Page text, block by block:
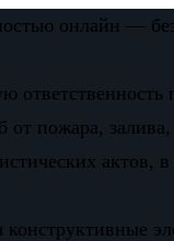
онлайн —
пожара,
актов,